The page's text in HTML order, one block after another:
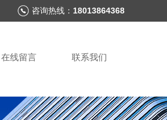
咨询热线： 18013864368
在线留言 联系我们